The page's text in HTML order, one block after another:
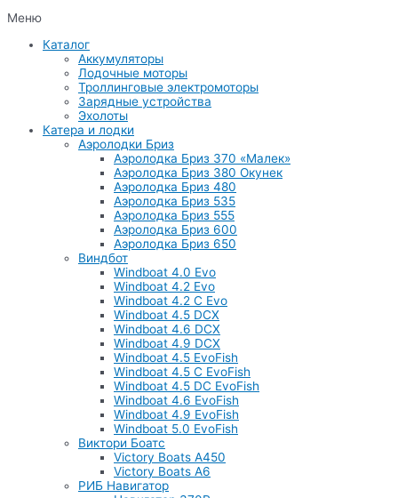
Меню
Каталог
Аккумуляторы
Лодочные моторы
Троллинговые электромоторы
Зарядные устройства
Эхолоты
Катера и лодки
Аэролодки Бриз
Аэролодка Бриз 370 «Малек»
Аэролодка Бриз 380 Окунек
Аэролодка Бриз 480
Аэролодка Бриз 535
Аэролодка Бриз 555
Аэролодка Бриз 600
Аэролодка Бриз 650
Виндбот
Windboat 4.0 Evo
Windboat 4.2 Evo
Windboat 4.2 C Evo
Windboat 4.5 DCX
Windboat 4.6 DCX
Windboat 4.9 DCX
Windboat 4.5 EvoFish
Windboat 4.5 C EvoFish
Windboat 4.5 DC EvoFish
Windboat 4.6 EvoFish
Windboat 4.9 EvoFish
Windboat 5.0 EvoFish
Виктори Боатс
Victory Boats A450
Victory Boats A6
РИБ Навигатор